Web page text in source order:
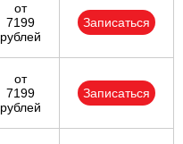
от
7199
рублей
Записаться
от
7199
рублей
Записаться